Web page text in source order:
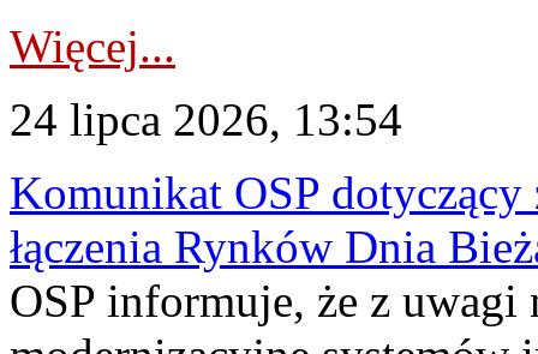
Więcej...
24 lipca 2026, 13:54
Komunikat OSP dotyczący
łączenia Rynków Dnia
OSP informuje, że z uwagi